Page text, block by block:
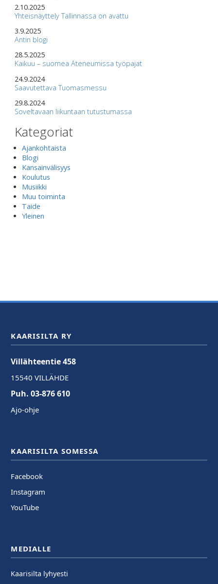
2.10.2025
Yhteisnäyttely Tallinnassa on avattu
3.9.2025
Antin blogi
28.5.2025
Kaikuu – suomea Ateneumissa työpajat
24.9.2024
Saavutettava Tuomasmessu
29.8.2024
Soveltavaan liikuntaan tutustumassa
Kategoriat
Ajankohtaista
Blogi
Kansainvälisyys
Koulutus
Musiikki
Muu toiminta
Taide
Yleinen
KAARISILTA RY
Villähteentie 458
15540 VILLÄHDE
Puh. 03-876 610
Ajo-ohje
KAARISILTA SOMESSA
Facebook
Instagram
YouTube
MEDIALLE
Kaarisilta lyhyesti